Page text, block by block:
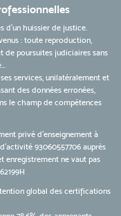
d'un huissier de justice.
: toute reproduction,
poursuites judiciaires sans
services, unilatéralement et
des données erronées,
le champ de compétences
privé d’enseignement à
93060557706 auprès
enregistrement ne vaut pas
global des certifications